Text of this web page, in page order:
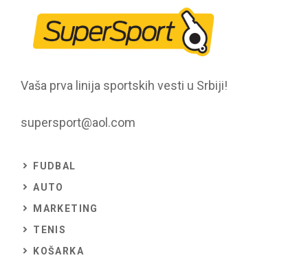
Vaša prva linija sportskih vesti u Srbiji!
supersport@aol.com
FUDBAL
AUTO
MARKETING
TENIS
KOŠARKA